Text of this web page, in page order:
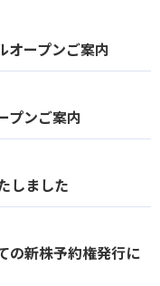
オープンご案内
プンご案内
しました
の新株予約権発行に